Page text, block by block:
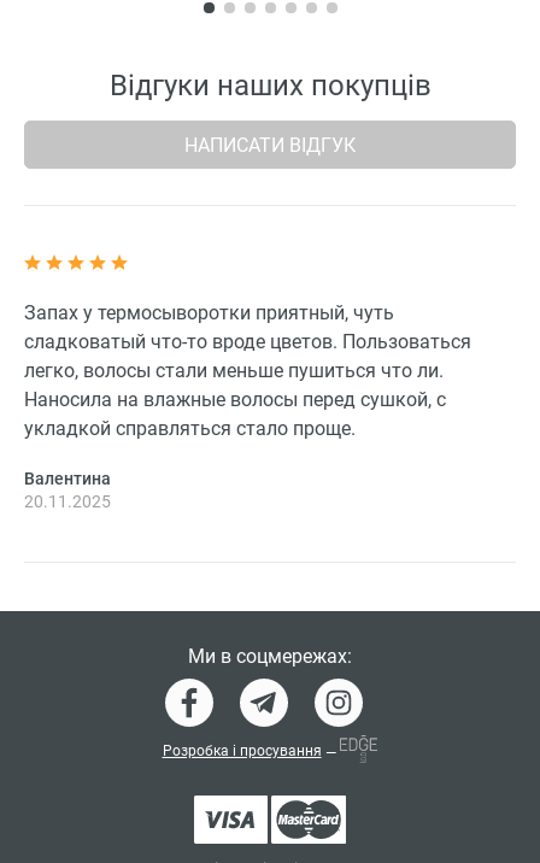
Відгуки наших покупців
НАПИСАТИ ВІДГУК
Запах у термосыворотки приятный, чуть
сладковатый что-то вроде цветов. Пользоваться
легко, волосы стали меньше пушиться что ли.
Наносила на влажные волосы перед сушкой, с
укладкой справляться стало проще.
Валентина
20.11.2025
Ми в соцмережах:
Розробка і просування —